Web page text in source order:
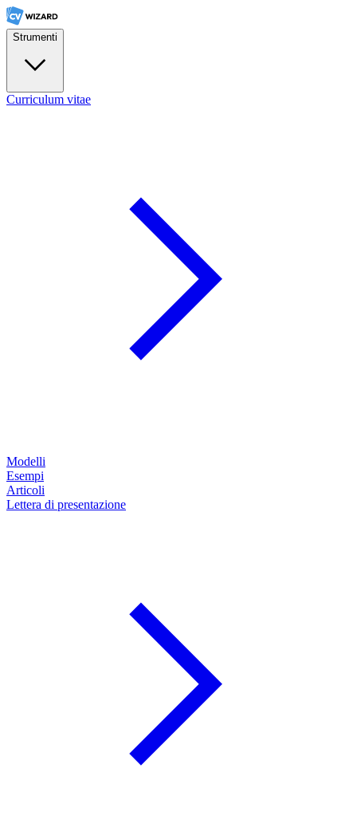
Strumenti
Curriculum vitae
Modelli
Esempi
Articoli
Lettera di presentazione